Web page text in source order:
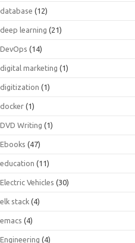
database (12)
deep learning (21)
DevOps (14)
digital marketing (1)
digitization (1)
docker (1)
DVD Writing (1)
Ebooks (47)
education (11)
Electric Vehicles (30)
elk stack (4)
emacs (4)
Engineering (4)